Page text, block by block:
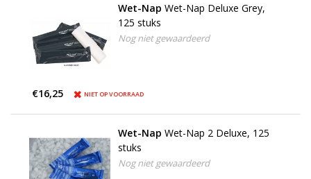
Wet-Nap Wet-Nap Deluxe Grey,
125 stuks
Nog niet gewaardeerd
€16,25 NIET OP VOORRAAD
Wet-Nap Wet-Nap 2 Deluxe, 125
stuks
Nog niet gewaardeerd